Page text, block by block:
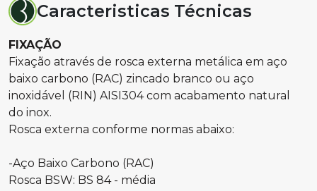
Caracteristicas Técnicas
FIXAÇÃO
Fixação através de rosca externa metálica em aço
baixo carbono (RAC) zincado branco ou aço
inoxidável (RIN) AISI304 com acabamento natural
do inox.
Rosca externa conforme normas abaixo:
-Aço Baixo Carbono (RAC)
Rosca BSW: BS 84 - média